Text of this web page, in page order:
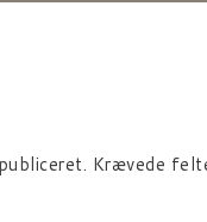
Krævede